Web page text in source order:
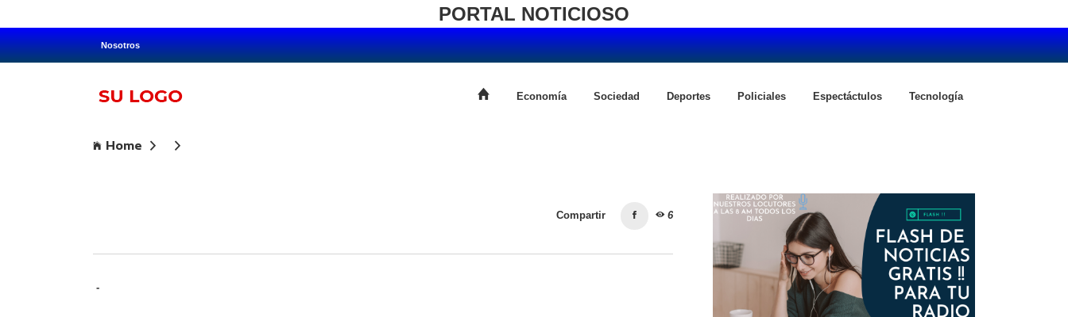
PORTAL NOTICIOSO
Nosotros
Economía Sociedad Deportes Policiales Espectáctulos Tecnología
Home
Compartir 6
-